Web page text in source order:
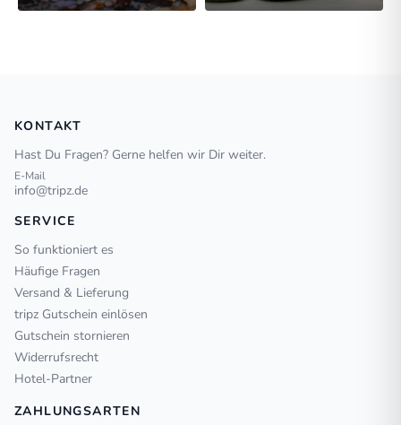
KONTAKT
Hast Du Fragen? Gerne helfen wir Dir weiter.
E-Mail
info@tripz.de
SERVICE
So funktioniert es
Häufige Fragen
Versand & Lieferung
tripz Gutschein einlösen
Gutschein stornieren
Widerrufsrecht
Hotel-Partner
ZAHLUNGSARTEN